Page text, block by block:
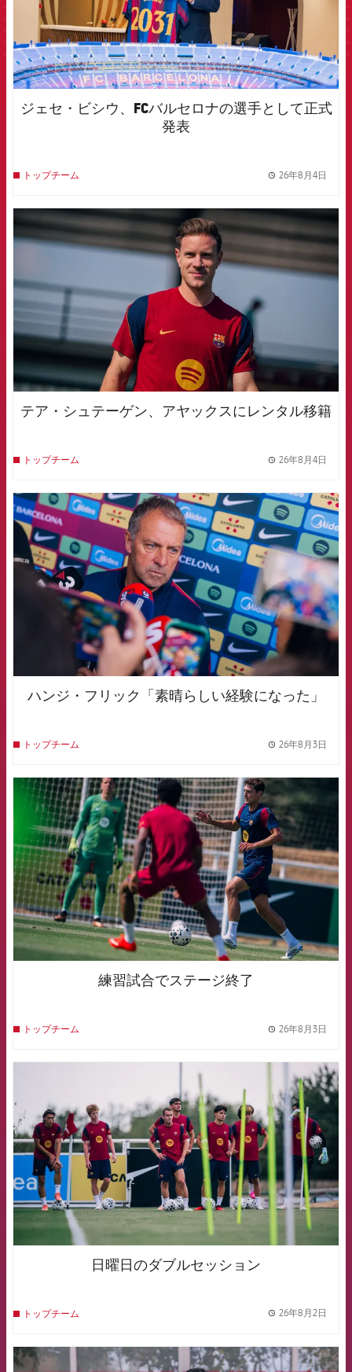
ジェセ・ビシウ、FCバルセロナの選手として正式
発表
トップチーム 26年8月4日
FCB Barcelona badge
テア・シュテーゲン、アヤックスにレンタル移籍
トップチーム 26年8月4日
FCB Barcelona badge
ハンジ・フリック「素晴らしい経験になった」
トップチーム 26年8月3日
FCB Barcelona badge
練習試合でステージ終了
トップチーム 26年8月3日
日曜日のダブルセッション
トップチーム 26年8月2日
FCB Barcelona badge